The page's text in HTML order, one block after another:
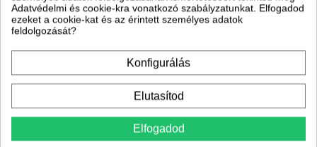
távirányítót a szoba egy megfelelő pontján helyezi el, vagyis ott, ahol
a legtöbbet tartózkodik, akkor a berendezés tökéletesen tud igazodni
az Ön igényeihez és pontosan tudja tartani a kívánt hőmérsékletet.
Cold Plasma ionizátor
Olyan elektrosztatikus szűrő, amely először polarizálja a
szennyeződéseket, majd elektrosztatikus úton eltávolítja azokat.
Csökkenti a szállópor részecskék koncentrációját. A plazma nem csak
a mikroszkopikus porrészecskéket távolítja el hatékonyan a
levegőből, hanem a cigaretta füstöt, szagokat, atkákat, baktériumokat
Lágy indítás
Adatvédelmi és cookie-kra vonatkozó szabályzatunkat. Elfogadod
ezeket a cookie-kat és az érintett személyes adatok
feldolgozását?
Konfigurálás
Elutasítod
Elfogadod